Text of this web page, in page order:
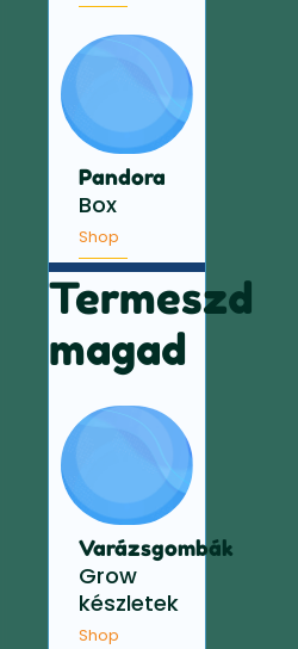
Pandora
Box
Shop
Termeszd
magad
Varázsgombák
Grow
készletek
Shop